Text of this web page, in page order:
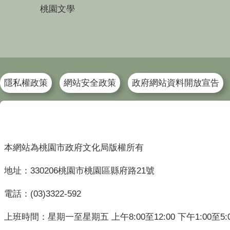
桃園文學
隱私權政策 網站安全政策 政府網站資料開放宣告
本網站為桃園市政府文化局版權所有
地址：330206桃園市桃園區縣府路21號
電話：(03)3322-592
上班時間：星期一至星期五 上午8:00至12:00 下午1:00至